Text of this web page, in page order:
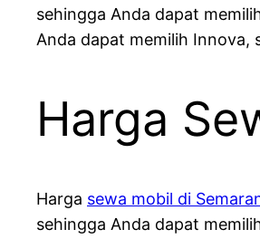
sehingga Anda dapat
Anda dapat memilih Innova,
Harga
Harga sewa mobil di
sehingga Anda dapat